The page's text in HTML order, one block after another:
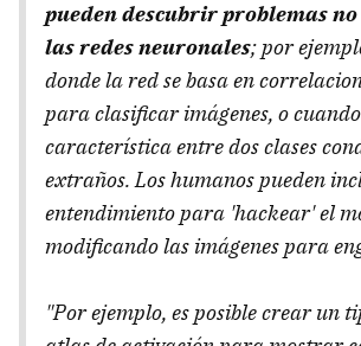
pueden descubrir problemas
las redes neuronales; por
donde la red se basa en
para clasificar imágenes, o
característica entre dos clases
extraños. Los humanos pueden
entendimiento para 'hackear' el
modificando las imágenes para
"Por ejemplo, es posible crear un